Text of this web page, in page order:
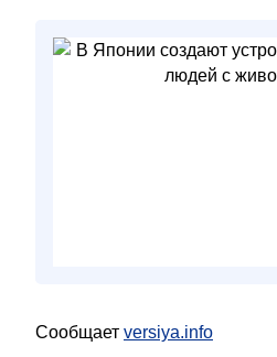
Сообщает versiya.info